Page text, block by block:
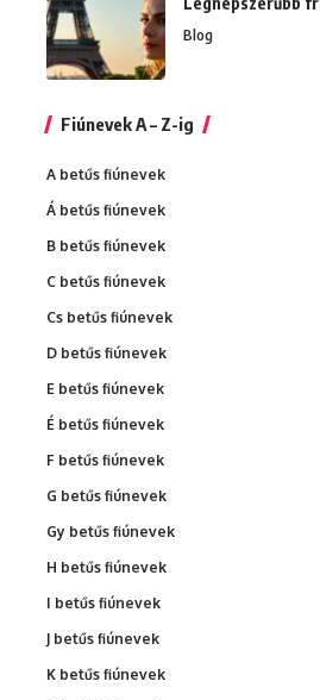
Blog
Fiúnevek A – Z-ig
A betűs fiúnevek
Á betűs fiúnevek
B betűs fiúnevek
C betűs fiúnevek
Cs betűs fiúnevek
D betűs fiúnevek
E betűs fiúnevek
É betűs fiúnevek
F betűs fiúnevek
G betűs fiúnevek
Gy betűs fiúnevek
H betűs fiúnevek
I betűs fiúnevek
J betűs fiúnevek
K betűs fiúnevek